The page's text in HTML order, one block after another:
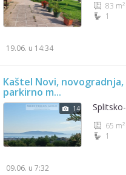
83 m²
1
19.06. u 14:34
Kaštel Novi,
parkirno m...
14
65 m²
1
09.06. u 7:32